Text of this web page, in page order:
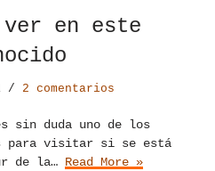
ver en este
2 comentarios
sin duda uno de los
para visitar si se está
de la… Read More »